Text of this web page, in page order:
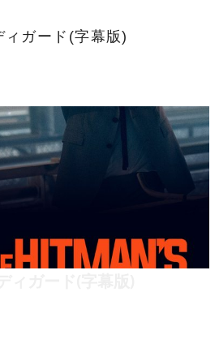
ィガード(字幕版)